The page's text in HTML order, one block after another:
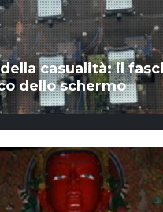
casualità: il
dello schermo